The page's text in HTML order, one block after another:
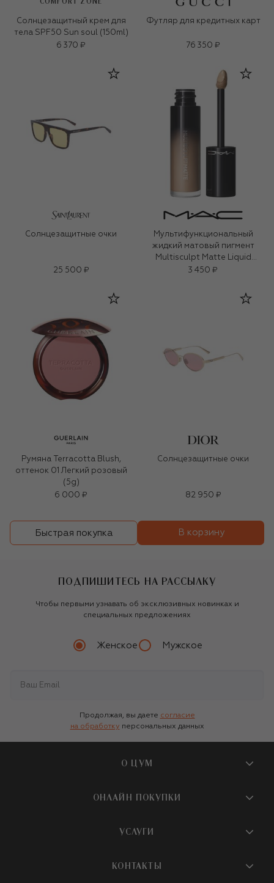
COMFORT ZONE
Солнцезащитный крем для
тела SPF50 Sun soul (150ml)
6 370 ₽
Футляр для кредитных карт
76 350 ₽
Солнцезащитные очки
25 500 ₽
Мультифункциональный
жидкий матовый пигмент
Multisculpt Matte Liquid
Colour, оттенок Omega (4,5ml)
3 450 ₽
Румяна Terracotta Blush,
оттенок 01 Легкий розовый
(5g)
6 000 ₽
Солнцезащитные очки
82 950 ₽
Быстрая покупка В корзину
ПОДПИШИТЕСЬ НА РАССЫЛКУ
Чтобы первыми узнавать об эксклюзивных новинках и
специальных предложениях
Женское Мужское
Продолжая, вы даете согласие
на обработку персональных данных
О ЦУМ
О магазине
Бутики и ПВЗ ЦУМ
ОНЛАЙН ПОКУПКИ
Доставка
УСЛУГИ
КОНТАКТЫ